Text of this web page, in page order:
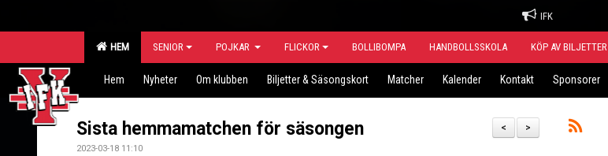
IFK
HEM SENIOR POJKAR FLICKOR BOLLIBOMPA HANDBOLLSSKOLA KÖP AV BILJETTER
Hem Nyheter Om klubben Biljetter & Säsongskort Matcher Kalender Kontakt Sponsorer
>
<
Sista hemmamatchen för säsongen
2023-03-18 11:10